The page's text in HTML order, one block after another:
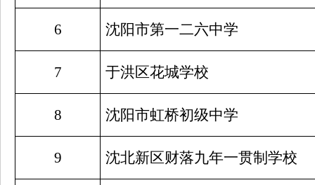
6 沈阳市第一二六中学
7 于洪区花城学校
8 沈阳市虹桥初级中学
9 沈北新区财落九年一贯制学校